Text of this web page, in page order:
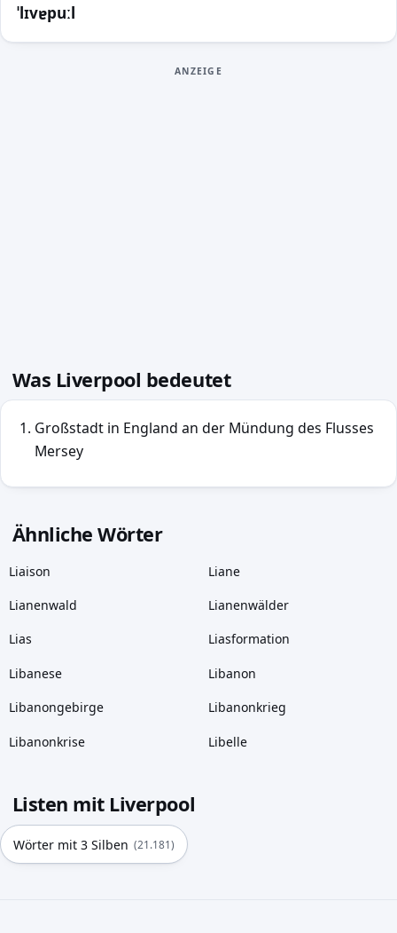
ˈlɪvɐpuːl
ANZEIGE
Was Liverpool bedeutet
Großstadt in England an der Mündung des Flusses
Mersey
Ähnliche Wörter
Liaison Liane
Lianenwald Lianenwälder
Lias Liasformation
Libanese Libanon
Libanongebirge Libanonkrieg
Libanonkrise Libelle
Listen mit Liverpool
Wörter mit 3 Silben (21.181)